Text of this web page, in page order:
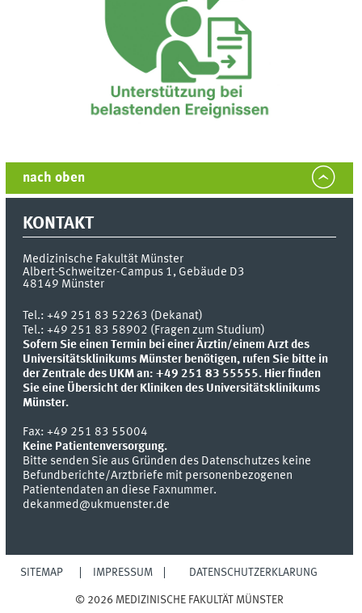
nach oben
KONTAKT
Medizinische Fakultät Münster
Albert-Schweitzer-Campus 1, Gebäude D3
48149 Münster
Tel.:+49 251 83 52263 (Dekanat)
Tel.: +49 251 83 58902 (Fragen zum Studium)
Sofern Sie einen Termin bei einer Ärztin/einem Arzt des
Universitätsklinikums Münster benötigen, rufen Sie bitte in
der Zentrale des UKM an: +49 251 83 55555. Hier finden
Sie eine Übersicht der Kliniken des Universitätsklinikums
Münster.
Fax:+49 251 83 55004
Keine Patientenversorgung.
Bitte senden Sie aus Gründen des Datenschutzes keine
Befundberichte/Arztbriefe mit personenbezogenen
Patientendaten an diese Faxnummer.
dekanmed@ukmuenster.de
SITEMAP IMPRESSUM DATENSCHUTZERKLÄRUNG
© 2026 MEDIZINISCHE FAKULTÄT MÜNSTER